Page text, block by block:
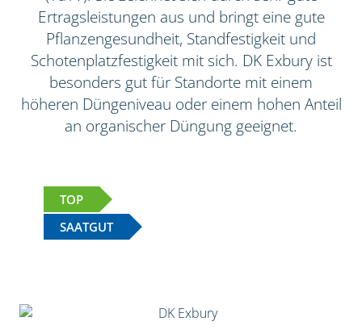
Ertragsleistungen aus und bringt eine gute
Pflanzengesundheit, Standfestigkeit und
Schotenplatzfestigkeit mit sich. DK Exbury ist
besonders gut für Standorte mit einem
höheren Düngeniveau oder einem hohen Anteil
an organischer Düngung geeignet.
TOP
SAATGUT